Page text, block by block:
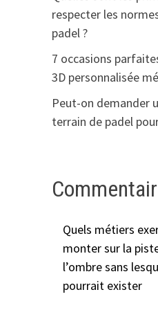
respecter les
padel ?
7 occasions
3D personnalisée
Peut-on demander
terrain de padel
Quels métiers
monter sur la
l’ombre sans
pourrait exister